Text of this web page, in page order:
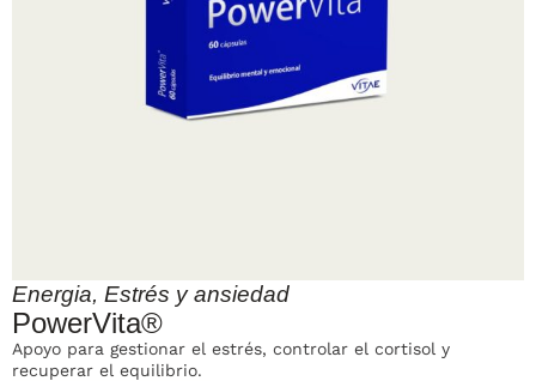
Energia, Estrés y ansiedad
PowerVita®
Apoyo para gestionar el estrés, controlar el cortisol y
recuperar el equilibrio.